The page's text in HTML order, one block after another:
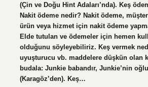
(Çin ve Doğu Hint Adaları’nda). Keş
Nakit ödeme nedir? Nakit ödeme,
ürün veya hizmet için nakit ödeme
Elde tutulan ve ödemeler için hemen
olduğunu söyleyebiliriz. Keş vermek
uyuşturucu vb. maddelere düşkün olan
budala: Junkie babandır, Junkie’nin
(Karagöz’den). Keş…